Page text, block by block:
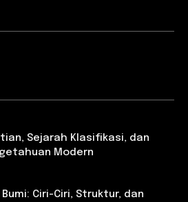
Sejarah Klasifikasi, dan
Modern
Ciri-Ciri, Struktur, dan